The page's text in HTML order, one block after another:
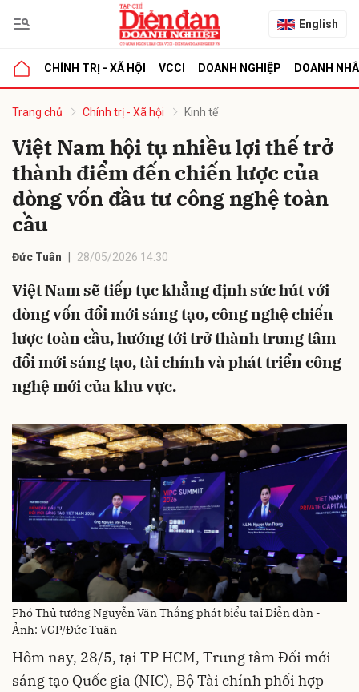
English
CHÍNH TRỊ - XÃ HỘI VCCI DOANH NGHIỆP DOANH
Trang chủ Chính trị - Xã hội Kinh tế
Việt Nam hội tụ nhiều lợi thế trở
thành điểm đến chiến lược của
dòng vốn đầu tư công nghệ toàn
cầu
Đức Tuân 28/05/2026 14:30
Việt Nam sẽ tiếp tục khẳng định sức hút với
dòng vốn đổi mới sáng tạo, công nghệ chiến
lược toàn cầu, hướng tới trở thành trung tâm
đổi mới sáng tạo, tài chính và phát triển công
nghệ mới của khu vực.
Phó Thủ tướng Nguyễn Văn Thắng phát biểu tại Diễn đàn -
Ảnh: VGP/Đức Tuân
Hôm nay, 28/5, tại TP HCM, Trung tâm Đổi mới
sáng tạo Quốc gia (NIC), Bộ Tài chính phối hợp
luận